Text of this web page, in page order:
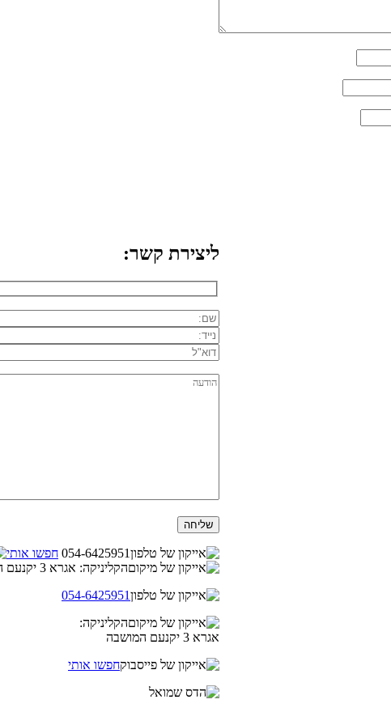
ליצירת קשר:
054-6425951 חפשו אותי
הקליניקה: אגרא 3 יקנעם המושבה
054-6425951
הקליניקה:
אגרא 3 יקנעם המושבה
חפשו אותי